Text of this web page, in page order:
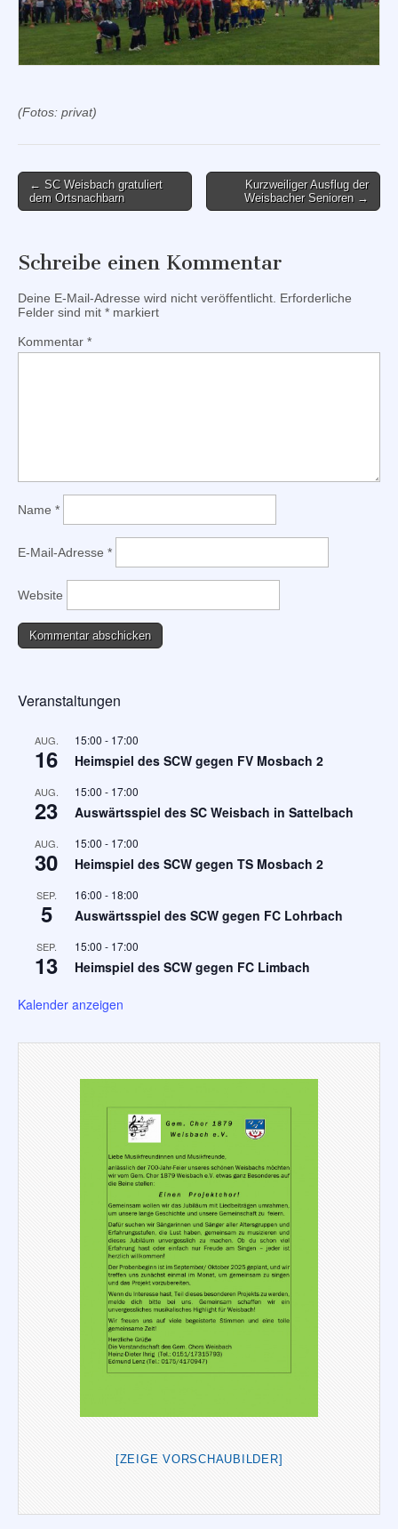
(Fotos: privat)
Post
navigation
← SC Weisbach gratuliert
dem Ortsnachbarn
Kurzweiliger Ausflug der
Weisbacher Senioren →
Schreibe einen Kommentar
Deine E-Mail-Adresse wird nicht veröffentlicht. Erforderliche
Felder sind mit * markiert
Kommentar *
Name *
E-Mail-Adresse *
Website
Veranstaltungen
AUG.
16
15:00 - 17:00
Heimspiel des SCW gegen FV Mosbach 2
AUG.
23
15:00 - 17:00
Auswärtsspiel des SC Weisbach in Sattelbach
AUG.
30
15:00 - 17:00
Heimspiel des SCW gegen TS Mosbach 2
SEP.
5
16:00 - 18:00
Auswärtsspiel des SCW gegen FC Lohrbach
SEP.
13
15:00 - 17:00
Heimspiel des SCW gegen FC Limbach
Kalender anzeigen
[ZEIGE VORSCHAUBILDER]